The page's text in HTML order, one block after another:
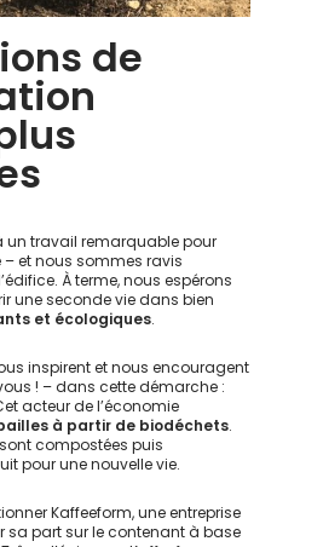
de
un travail remarquable pour
et nous sommes ravis
À terme, nous espérons
une seconde vie dans bien
et écologiques.
inspirent et nous encouragent
! – dans cette démarche :
acteur de l’économie
à partir de biodéchets.
compostées puis
pour une nouvelle vie.
Kaffeeform, une entreprise
part sur le contenant à base